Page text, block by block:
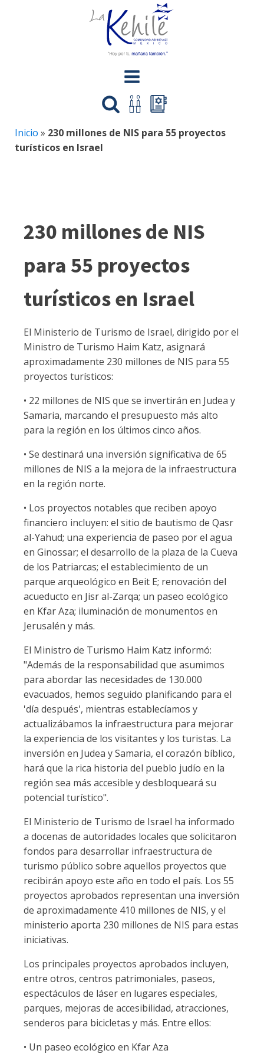
Inicio » 230 millones de NIS para 55 proyectos
turísticos en Israel
230 millones de NIS
para 55 proyectos
turísticos en Israel
El Ministerio de Turismo de Israel, dirigido por el
Ministro de Turismo Haim Katz, asignará
aproximadamente 230 millones de NIS para 55
proyectos turísticos:
• 22 millones de NIS que se invertirán en Judea y
Samaria, marcando el presupuesto más alto
para la región en los últimos cinco años.
• Se destinará una inversión significativa de 65
millones de NIS a la mejora de la infraestructura
en la región norte.
• Los proyectos notables que reciben apoyo
financiero incluyen: el sitio de bautismo de Qasr
al-Yahud; una experiencia de paseo por el agua
en Ginossar; el desarrollo de la plaza de la Cueva
de los Patriarcas; el establecimiento de un
parque arqueológico en Beit E; renovación del
acueducto en Jisr al-Zarqa; un paseo ecológico
en Kfar Aza; iluminación de monumentos en
Jerusalén y más.
El Ministro de Turismo Haim Katz informó:
"Además de la responsabilidad que asumimos
para abordar las necesidades de 130.000
evacuados, hemos seguido planificando para el
'día después', mientras establecíamos y
actualizábamos la infraestructura para mejorar
la experiencia de los visitantes y los turistas. La
inversión en Judea y Samaria, el corazón bíblico,
hará que la rica historia del pueblo judío en la
región sea más accesible y desbloqueará su
potencial turístico".
El Ministerio de Turismo de Israel ha informado
a docenas de autoridades locales que solicitaron
fondos para desarrollar infraestructura de
turismo público sobre aquellos proyectos que
recibirán apoyo este año en todo el país. Los 55
proyectos aprobados representan una inversión
de aproximadamente 410 millones de NIS, y el
ministerio aporta 230 millones de NIS para estas
iniciativas.
Los principales proyectos aprobados incluyen,
entre otros, centros patrimoniales, paseos,
espectáculos de láser en lugares especiales,
parques, mejoras de accesibilidad, atracciones,
senderos para bicicletas y más. Entre ellos:
• Un paseo ecológico en Kfar Aza